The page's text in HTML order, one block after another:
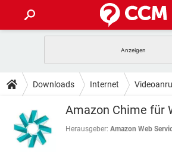
ANDROID IOS
WINDOWS 10
WHATSAPP TIKTOK
FACEBOOK
TIPPS & TRICKS
SPIELE
ANDROID
WINDOWS 10
SPIELE
ANDROID
FORUM
Downloads Internet
Amazon Chime für
Herausgeber: Amazon Web